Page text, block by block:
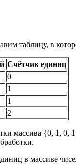
таблицу, в
Счётчик единиц
0
1
1
2
массива {0, 1, 0,
в массиве